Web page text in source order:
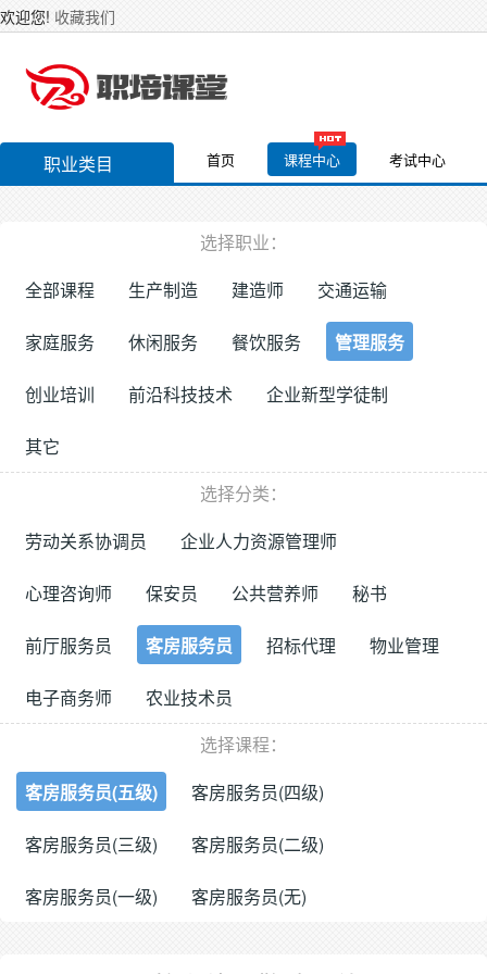
欢迎您! 收藏我们
职业类目 首页 课程中心 考试中心
选择职业：
全部课程
生产制造 建造师 交通运输
家庭服务 休闲服务 餐饮服务 管理服务
创业培训 前沿科技技术 企业新型学徒制
其它
选择分类：
劳动关系协调员
企业人力资源管理师
心理咨询师 保安员 公共营养师 秘书
前厅服务员 客房服务员 招标代理 物业管理
电子商务师
农业技术员
选择课程：
客房服务员(五级)
客房服务员(四级)
客房服务员(三级) 客房服务员(二级)
客房服务员(一级) 客房服务员(无)